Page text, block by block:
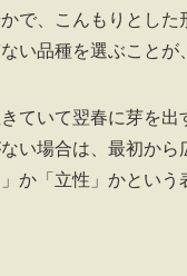
で、こんもりとし
い品種を選ぶことが
ていて翌春に芽を
い場合は、最初か
か「立性」かとい